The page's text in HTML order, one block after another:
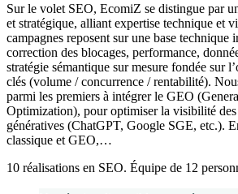
Sur le volet SEO, EcomiZ se distingue par
et stratégique, alliant expertise technique et
campagnes reposent sur une base technique
correction des blocages, performance,
stratégie sémantique sur mesure fondée sur
clés (volume / concurrence / rentabilité).
parmi les premiers à intégrer le GEO
Optimization), pour optimiser la visibilité des
génératives (ChatGPT, Google SGE, etc.).
classique et GEO,…
10 réalisations en SEO. Équipe de 12